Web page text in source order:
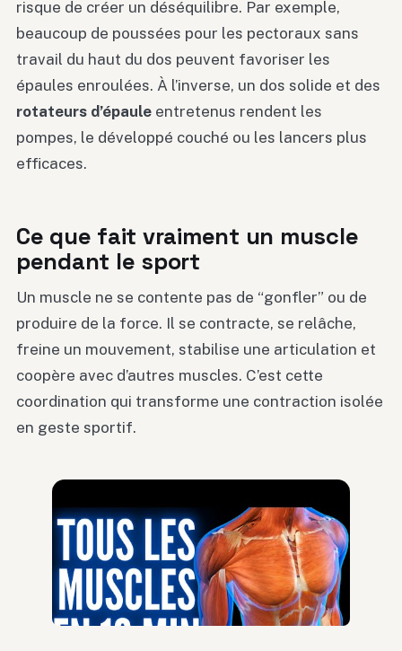
risque de créer un déséquilibre. Par exemple,
beaucoup de poussées pour les pectoraux sans
travail du haut du dos peuvent favoriser les
épaules enroulées. À l’inverse, un dos solide et des
rotateurs d’épaule entretenus rendent les
pompes, le développé couché ou les lancers plus
efficaces.
Ce que fait vraiment un muscle
pendant le sport
Un muscle ne se contente pas de “gonfler” ou de
produire de la force. Il se contracte, se relâche,
freine un mouvement, stabilise une articulation et
coopère avec d’autres muscles. C’est cette
coordination qui transforme une contraction isolée
en geste sportif.